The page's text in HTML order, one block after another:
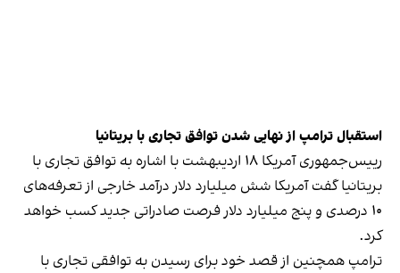
استقبال ترامپ از نهایی شدن توافق تجاری با بریتانیا
رییس‌جمهوری آمریکا ۱۸ اردیبهشت با اشاره به توافق تجاری با
بریتانیا گفت آمریکا شش میلیارد دلار درآمد خارجی از تعرفه‌های
۱۰ درصدی و پنج میلیارد دلار فرصت صادراتی جدید کسب خواهد
کرد.
ترامپ همچنین از قصد خود برای رسیدن به توافقی تجاری با